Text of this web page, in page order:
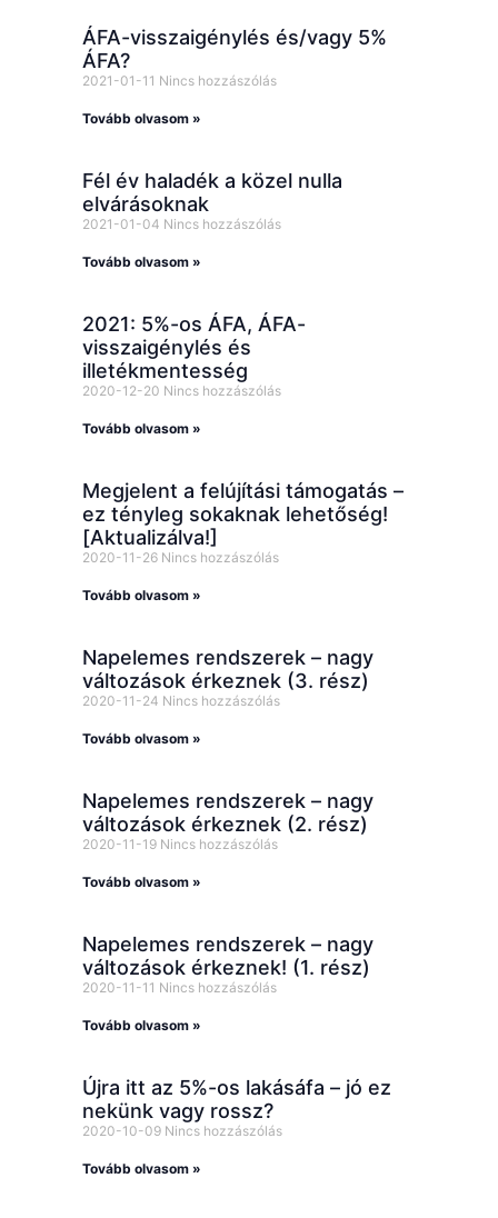
ÁFA-visszaigénylés és/vagy 5%
ÁFA?
2021-01-11 Nincs hozzászólás
Tovább olvasom »
Fél év haladék a közel nulla
elvárásoknak
2021-01-04 Nincs hozzászólás
Tovább olvasom »
2021: 5%-os ÁFA, ÁFA-
visszaigénylés és
illetékmentesség
2020-12-20 Nincs hozzászólás
Tovább olvasom »
Megjelent a felújítási támogatás –
ez tényleg sokaknak lehetőség!
[Aktualizálva!]
2020-11-26 Nincs hozzászólás
Tovább olvasom »
Napelemes rendszerek – nagy
változások érkeznek (3. rész)
2020-11-24 Nincs hozzászólás
Tovább olvasom »
Napelemes rendszerek – nagy
változások érkeznek (2. rész)
2020-11-19 Nincs hozzászólás
Tovább olvasom »
Napelemes rendszerek – nagy
változások érkeznek! (1. rész)
2020-11-11 Nincs hozzászólás
Tovább olvasom »
Újra itt az 5%-os lakásáfa – jó ez
nekünk vagy rossz?
2020-10-09 Nincs hozzászólás
Tovább olvasom »